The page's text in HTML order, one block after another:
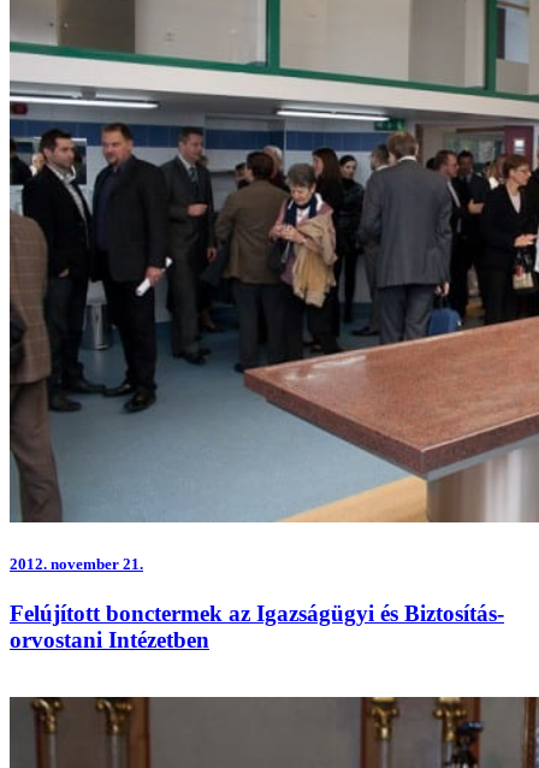
2012. november 21.
Felújított bonctermek az Igazságügyi és Biztosítás-
orvostani Intézetben